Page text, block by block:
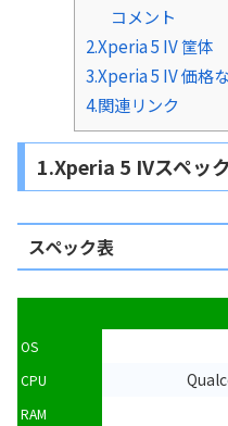
コメント
2.Xperia 5 IV 筐体
3.Xperia 5 IV 価格
4.関連リンク
1.Xperia 5 IVスペック
スペック表
OS
CPU
RAM